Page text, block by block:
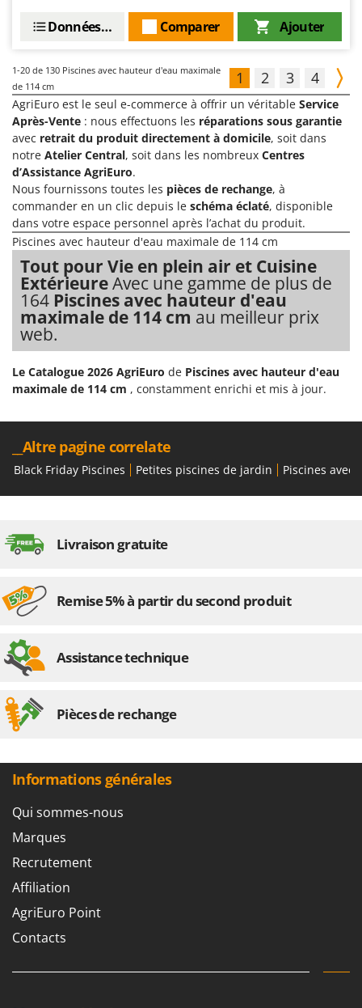
Ajouter
Comparer
Données techniques
1-20 de 130 Piscines avec hauteur d'eau maximale
de 114 cm
1 2 3 4
AgriEuro est le seul e-commerce à offrir un véritable Service
Après-Vente : nous effectuons les réparations sous garantie
avec retrait du produit directement à domicile, soit dans
notre Atelier Central, soit dans les nombreux Centres
d’Assistance AgriEuro.
Nous fournissons toutes les pièces de rechange, à
commander en un clic depuis le schéma éclaté, disponible
dans votre espace personnel après l’achat du produit.
Piscines avec hauteur d'eau maximale de 114 cm
Tout pour Vie en plein air et Cuisine
ExtérieureAvec une gamme de plus de
164 Piscines avec hauteur d'eau
maximale de 114 cm au meilleur prix
web.
Le Catalogue 2026 AgriEuro de Piscines avec hauteur d'eau
maximale de 114 cm , constamment enrichi et mis à jour.
__Altre pagine correlate
Black Friday Piscines Petites piscines de jardin Piscines avec
Livraison gratuite
Remise 5% à partir du second produit
Assistance technique
Pièces de rechange
Informations générales
Qui sommes-nous
Marques
Recrutement
Affiliation
AgriEuro Point
Contacts